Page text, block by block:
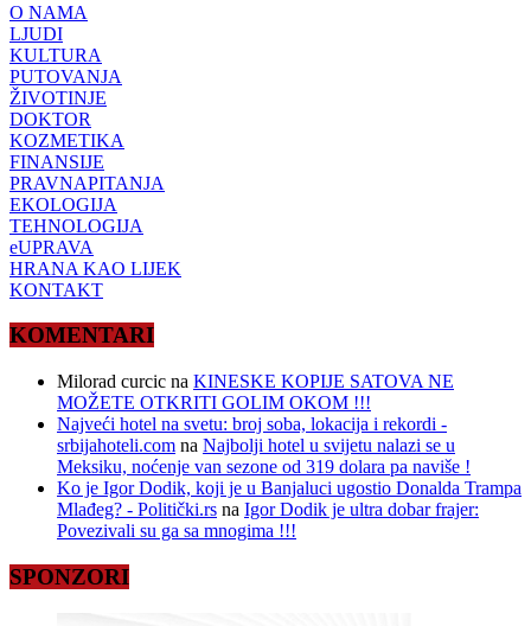
O NAMA
LJUDI
KULTURA
PUTOVANJA
ŽIVOTINJE
DOKTOR
KOZMETIKA
FINANSIJE
PRAVNAPITANJA
EKOLOGIJA
TEHNOLOGIJA
eUPRAVA
HRANA KAO LIJEK
KONTAKT
KOMENTARI
Milorad curcic na KINESKE KOPIJE SATOVA NE
MOŽETE OTKRITI GOLIM OKOM !!!
Najveći hotel na svetu: broj soba, lokacija i rekordi -
srbijahoteli.com na Najbolji hotel u svijetu nalazi se u
Meksiku, noćenje van sezone od 319 dolara pa naviše !
Ko je Igor Dodik, koji je u Banjaluci ugostio Donalda Trampa
Mlađeg? - Politički.rs na Igor Dodik je ultra dobar frajer:
Povezivali su ga sa mnogima !!!
SPONZORI